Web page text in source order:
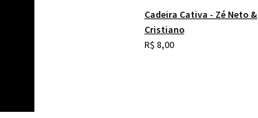
Cadeira Cativa - Zé Neto &
Cristiano
R$ 8,00